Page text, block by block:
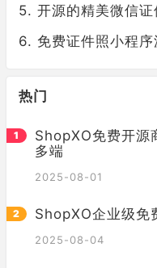
开源的精美微信
免费证件照小程序
热门
ShopXO免费开源
多端
2025-08-01
ShopXO企业级免
2025-08-04